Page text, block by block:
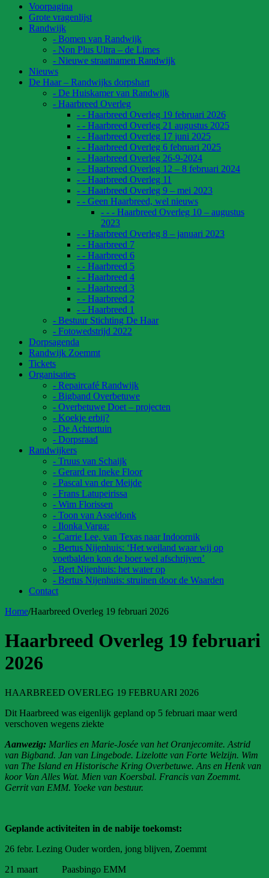
Voorpagina
Grote vragenlijst
Randwijk
- Bomen van Randwijk
- Non Plus Ultra – de Limes
- Nieuwe straatnamen Randwijk
Nieuws
De Haar – Randwijks dorpshart
- De Huiskamer van Randwijk
- Haarbreed Overleg
- - Haarbreed Overleg 19 februari 2026
- - Haarbreed Overleg 21 augustus 2025
- - Haarbreed Overleg 17 juni 2025
- - Haarbreed Overleg 6 februari 2025
- - Haarbreed Overleg 26-9-2024
- - Haarbreed Overleg 12 – 8 februari 2024
- - Haarbreed Overleg 11
- - Haarbreed Overleg 9 – mei 2023
- - Geen Haarbreed, wel nieuws
- - - Haarbreed Overleg 10 – augustus
2023
- - Haarbreed Overleg 8 – januari 2023
- - Haarbreed 7
- - Haarbreed 6
- - Haarbreed 5
- - Haarbreed 4
- - Haarbreed 3
- - Haarbreed 2
- - Haarbreed 1
- Bestuur Stichting De Haar
- Fotowedstrijd 2022
Dorpsagenda
Randwijk Zoemmt
Tickets
Organisaties
- Repaircafé Randwijk
- Bigband Overbetuwe
- Overbetuwe Doet – projecten
- Koekje erbij?
- De Achtertuin
- Dorpsraad
Randwijkers
- Truus van Schaijk
- Gerard en Ineke Floor
- Pascal van der Meijde
- Frans Latupeirissa
- Wim Florissen
- Toon van Asseldonk
- Ilonka Varga:
- Carrie Lee, van Texas naar Indoornik
- Bertus Nijenhuis: ‘Het weiland waar wij op
voetbalden kon de boer wel afschrijven’
- Bert Nijenhuis: het water op
- Bertus Nijenhuis: struinen door de Waarden
Contact
Home/Haarbreed Overleg 19 februari 2026
Haarbreed Overleg 19 februari
2026
HAARBREED OVERLEG 19 FEBRUARI 2026
Dit Haarbreed was eigenlijk gepland op 5 februari maar werd
verschoven wegens ziekte
Aanwezig: Marlies en Marie-Josée van het Oranjecomite. Astrid
van Bigband. Jan van Lingebode. Lizelotte van Forte Welzijn. Wim
van The Island en Historische Kring Overbetuwe. Ans en Henk van
koor Van Alles Wat. Mien van Koersbal. Francis van Zoemmt.
Gerrit van EMM. Yoeke van bestuur.
Geplande activiteiten in de nabije toekomst:
26 febr. Lezing Ouder worden, jong blijven, Zoemmt
21 maart Paasbingo EMM